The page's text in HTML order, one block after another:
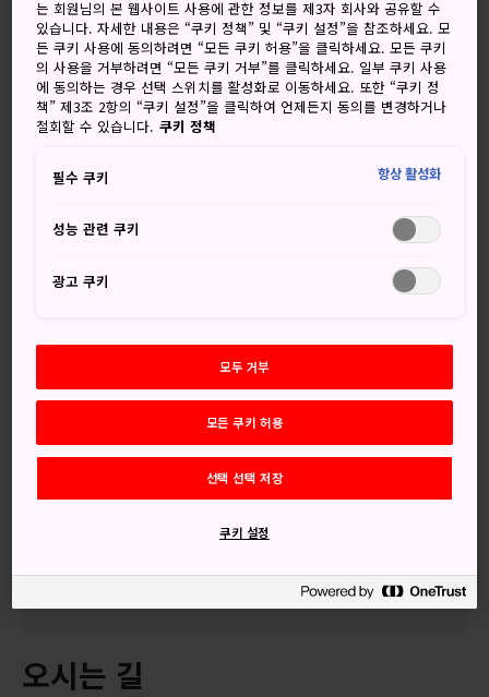
일본의 3대 수레 축제 중 하나가 열
리는 곳에서 온 마을에 걸쳐 펼쳐지
는 어린이 가부키 공연
야마 축제에서는 주로 어린이들이 가부키를 선보입니다. 축제
온 동네에서 각종 행사가 활발하게 진행되는 광경을 볼 수 있
나가하마 하치만구 신사를 배경으로 펼쳐지는 공연
감상
40분 길이의 가부키 공연을 온전히 소화하는 어린
배우
사용하지 않을 때 나가하마 히키야마 박물관에 전
시되어 있는 수레(다시) 구경
오시는 길
는 회원님의 본 웹사이트 사용에 관한 정보를 제3자 회사와 공유할 수
있습니다. 자세한 내용은 “쿠키 정책” 및 “쿠키 설정”을 참조하세요. 모
든 쿠키 사용에 동의하려면 “모든 쿠키 허용”을 클릭하세요. 모든 쿠키
의 사용을 거부하려면 “모든 쿠키 거부”를 클릭하세요. 일부 쿠키 사용
에 동의하는 경우 선택 스위치를 활성화로 이동하세요. 또한 “쿠키 정
책” 제3조 2항의 “쿠키 설정”을 클릭하여 언제든지 동의를 변경하거나
철회할 수 있습니다. 쿠키 정책
필수 쿠키 항상 활성화
성능 관련 쿠키
광고 쿠키
모두 거부
모든 쿠키 허용
선택 선택 저장
쿠키 설정